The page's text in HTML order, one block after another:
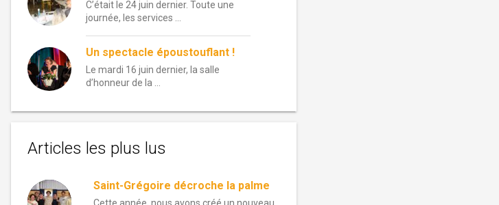
C’était le 24 juin dernier. Toute une
journée, les services …
Un spectacle époustouflant !
Le mardi 16 juin dernier, la salle
d’honneur de la …
Articles les plus lus
Saint-Grégoire décroche la palme